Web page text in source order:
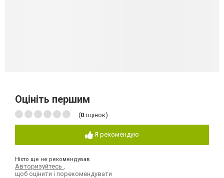
Оцініть першим
(0 оцінок)
Я рекомендую
Ніхто ще не рекомендував
Авторизуйтесь ,
щоб оцінити і порекомендувати